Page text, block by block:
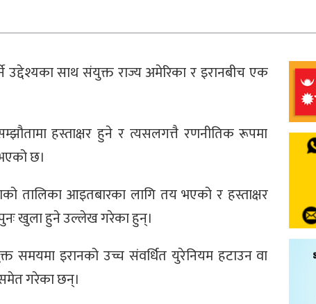
उद्देश्यका साथ संयुक्त राज्य अमेरिका र इरानबीच एक
हस्ताक्षर हुने र त्यसलगत्तै रणनीतिक रूपमा
छ।
तालिका आइतबारका लागि तय भएको र हस्ताक्षर
पुनः खुला हुने उल्लेख गरेका हुन्।
समयमा इरानको उच्च संवर्धित युरेनियम हटाउन वा
गरेका छन्।